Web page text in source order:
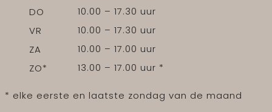
DO
10.00 – 17.30 uur
VR
10.00 – 17.30 uur
ZA
10.00 – 17.00 uur
ZO*
13.00 – 17.00 uur *
* elke eerste en laatste zondag van de maand